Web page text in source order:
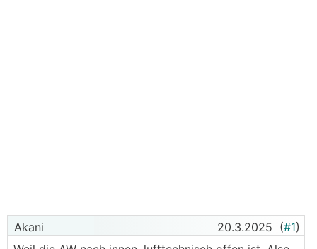
Akani 20.3.2025 (#1)